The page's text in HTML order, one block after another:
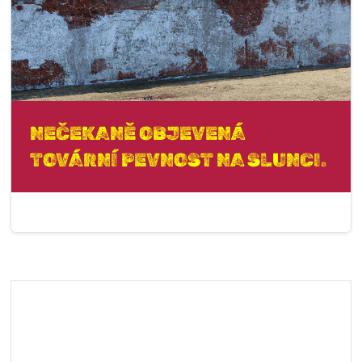
NEČEKANĚ OBJEVENÁ
TOVÁRNÍ PEVNOST NA SLUNCI.